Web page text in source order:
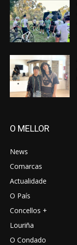
O MELLOR
News
Comarcas
Actualidade
O País
Concellos +
Louriña
O Condado